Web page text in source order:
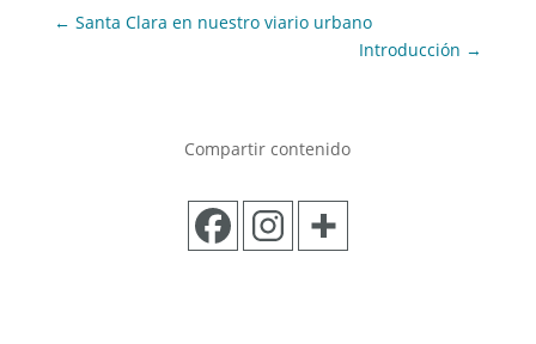
← Santa Clara en nuestro viario urbano
Introducción →
Compartir contenido